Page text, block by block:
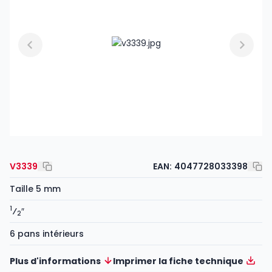
V3339 EAN: 4047728033398
Taille 5 mm
1⁄2″
6 pans intérieurs
Plus d'informations Imprimer la fiche technique